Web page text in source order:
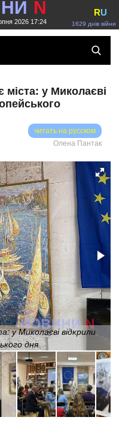
N
2026 17:24 1629 днів війни
RU
міста: у Миколаєві
читать на русском
Олена Пантак
у Миколаєві відкрили
дня